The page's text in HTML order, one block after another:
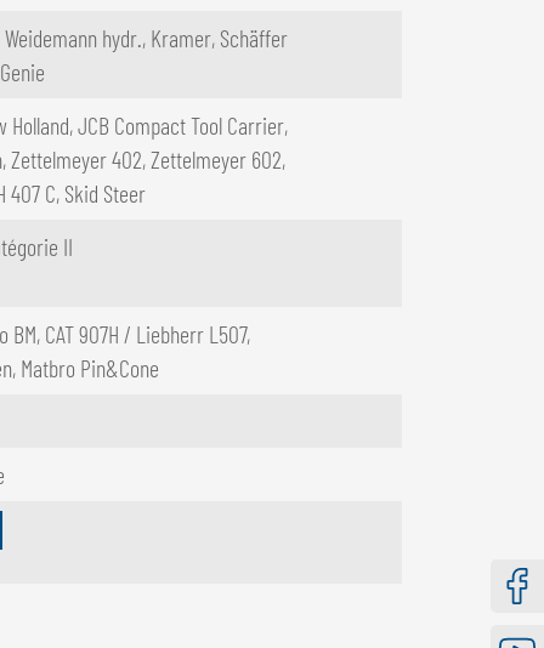
Weidemann hydr., Kramer, Schäffer
Holland, JCB Compact Tool Carrier,
Zettelmeyer 402, Zettelmeyer 602,
407 C, Skid Steer
II
BM, CAT 907H / Liebherr L507,
Matbro Pin&Cone